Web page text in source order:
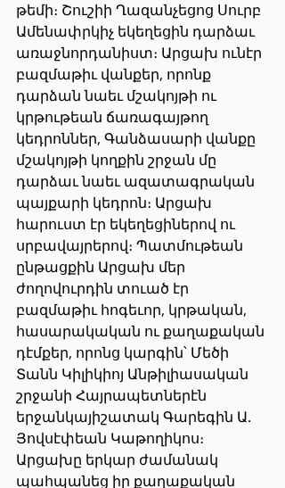
թեմի։ Շուշիի Ղազանչեցոց Սուրբ
Ամենափրկիչ եկեղեցին դարձաւ
առաջնորդանիստ։ Արցախ ունէր
բազմաթիւ վանքեր, որոնք
դարձան նաեւ մշակոյթի ու
կրթութեան ճառագայթող
կեդրոններ, Գանձասարի վանքը
մշակոյթի կողքին շրջան մը
դարձաւ նաեւ ազատագրական
պայքարի կեդրոն։ Արցախ
հարուստ էր եկեղեցիներով ու
սրբավայրերով։ Պատմութեան
ընթացքին Արցախ մեր
ժողովուրդին տուած էր
բազմաթիւ հոգեւոր, կրթական,
հասարակական ու քաղաքական
դէմքեր, որոնց կարգին՝ Մեծի
Տանն Կիլիկիոյ Անթիլիասական
շրջանի Հայրապետներէն
երջանկայիշատակ Գարեգին Ա.
Յովսէփեան Կաթողիկոս։
Արցախը երկար ժամանակ
պահպանեց իր քաղաքական